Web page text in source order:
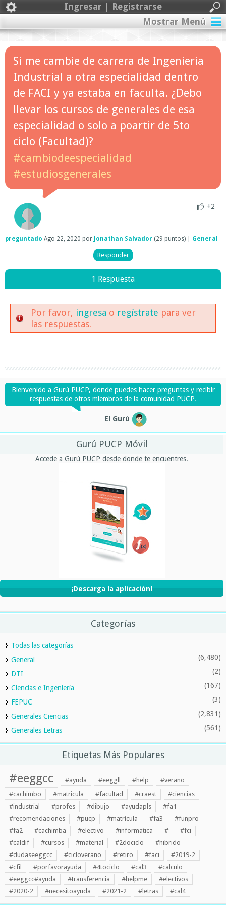
Ingresar | Registrarse
Mostrar Menú
Si me cambie de carrera de Ingenieria
Industrial a otra especialidad dentro
de FACI y ya estaba en faculta. ¿Debo
llevar los cursos de generales de esa
especialidad o solo a poartir de 5to
ciclo (Facultad)?
#cambiodeespecialidad
#estudiosgenerales
+2
preguntado Ago 22, 2020 por Jonathan Salvador (29 puntos) General
1 Respuesta
Por favor, ingresa o regístrate para ver
las respuestas.
Bienvenido a Gurú PUCP, donde puedes hacer preguntas y recibir
respuestas de otros miembros de la comunidad PUCP.
El Gurú
Gurú PUCP Móvil
Accede a Gurú PUCP desde donde te encuentres.
¡Descarga la aplicación!
Categorías
Todas las categorías
General
(6,480)
DTI (2)
Ciencias e Ingeniería (167)
FEPUC (3)
Generales Ciencias (2,831)
Generales Letras (561)
Etiquetas Más Populares
#eeggcc #ayuda #eeggll #help
#verano
#cachimbo
#matricula #facultad #craest
#ciencias
#industrial
#profes #dibujo #ayudapls
#fa1
#recomendaciones
#pucp #matrícula #fa3
#funpro
#fa2
#cachimba #electivo #informatica #
#fci
#caldif
#cursos #material #2dociclo
#hibrido
#dudaseeggcc
#cicloverano #retiro #faci
#2019-2
#cfil
#porfavorayuda #4tociclo #cal3
#calculo
#eeggcc#ayuda
#transferencia #helpme
#electivos
#2020-2
#necesitoayuda #2021-2 #letras #cal4